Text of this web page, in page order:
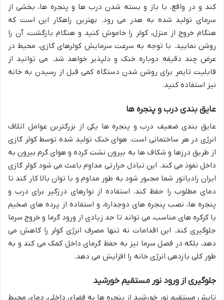
کند و در واقع، با باز و بسته شدن درب ها و پنجره ها، بخشی از
سرمای تولید شده به هدر می رود. بهترین راهکار این است که
هنگام خروج از منزل، کولر را خاموش کنید و هنگام بازگشت، آن را
روشن نمایید. با توجه به سرعت سرمایش کولرهای گازی، محیط در
عرض چند دقیقه دوباره خنک و دلپذیر خواهد شد. می توانید از
قابلیت تایمر برای روشن شدن دستگاه کمی قبل از رسیدن به خانه
نیز استفاده کنید.
عایق بندی درب و پنجره ها
عایق بندی ضعیف درب و پنجره ها یکی از بزرگترین عوامل اتلاف
انرژی در هر ساختمانی است. هوای خنک تولید شده توسط کولر گازی
از طریق درزها و شکاف ها به بیرون نشت کرده و هوای گرم بیرون به
داخل نفوذ می کند. این تبادل حرارتی مداوم باعث می شود کولر گازی
ایران رادیاتور شما مجبور شود به طور مداوم و با توان بالا کار کند تا
دمای مطلوب را حفظ کند. استفاده از نوارهای درزگیر برای درب و
پنجره ها، نصب پنجره های دوجداره، و استفاده از پرده های ضخیم
یا کرکره های مناسب، می تواند تا حد زیادی از ورود گرما و خروج سرما
جلوگیری کند. این اقدامات نه تنها مصرف انرژی کولر را کاهش می
دهد، بلکه در فصل سرما نیز به حفظ گرمای داخل کمک می کند و به
طور کلی بازدهی انرژی خانه را افزایش می دهد.
جلوگیری از ورود نور مستقیم خورشید
تابش مستقیم نور خورشید از پنجره ها به فضای داخلی، دمای محیط